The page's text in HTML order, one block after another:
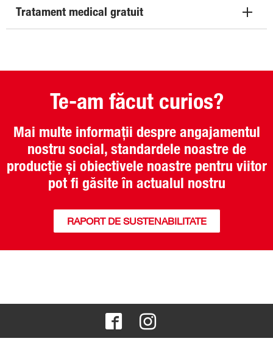
Tratament medical gratuit
Te-am făcut curios?
Mai multe informații despre angajamentul
nostru social, standardele noastre de
producție și obiectivele noastre pentru viitor
pot fi găsite în actualul nostru
RAPORT DE SUSTENABILITATE